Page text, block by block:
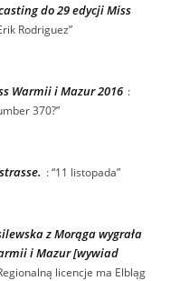
do 29 edycji Miss
Rodriguez”
Warmii i Mazur 2016 :
370?”
: “11 listopada”
z Morąga wygrała
i Mazur [wywiad
licencje ma Elbląg